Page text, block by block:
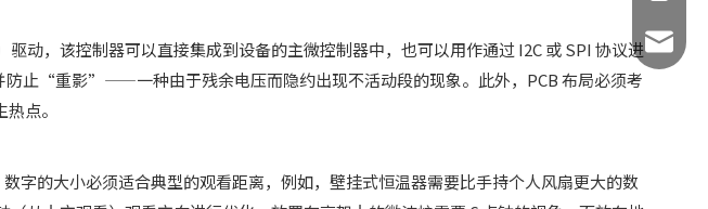
动，该控制器可以直接集成到设备的主微控制器中，也可以用作通过 I2C 或 SPI 协议进
防止“重影”——一种由于残余电压而隐约出现不活动段的现象。此外，PCB 布局必须考
点。
字的大小必须适合典型的观看距离，例如，壁挂式恒温器需要比手持个人风扇更大的数